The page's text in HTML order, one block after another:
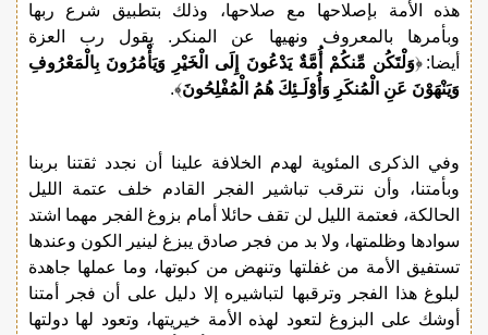
هذه الأمة بإصلاحها مع صلاحها، وذلك بتطبيق شرع ربها
وبأمرها بالمعروف ونهيها عن المنكر. يقول رب العزة
أيضا: ﴿وَلْتَكُن مِّنكُمْ أُمَّةٌ يَدْعُونَ إِلَى الْخَيْرِ وَيَأْمُرُونَ بِالْمَعْرُوفِ
وَيَنْهَوْنَ عَنِ الْمُنكَرِ وَأُوْلَـئِكَ هُمُ الْمُفْلِحُونَ﴾.
وفي الذكرى المئوية لهدم الخلافة علينا أن نجدد ثقتنا بربنا
وبأمتنا، وأن نترقب تباشير الفجر القادم خلف عتمة الليل
الحالكة، فعتمة الليل لن تقف حائلا أمام بزوغ الفجر مهما اشتد
سوادها وظلمتها، ولا بد من فجر صادق يبزغ لينير الكون وعندها
تستفيق الأمة من غفلتها وتنهض من كبوتها، وما عملها جاهدة
لبلوغ هذا الفجر وترقبها لتباشيره إلا دليل على أن فجر أمتنا
أوشك على البزوغ لتعود لهذه الأمة خيريتها، وتعود لها دولتها